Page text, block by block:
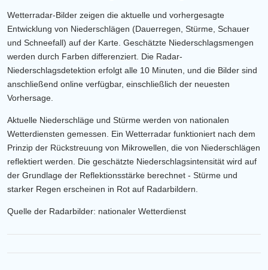
Wetterradar-Bilder zeigen die aktuelle und vorhergesagte
Entwicklung von Niederschlägen (Dauerregen, Stürme, Schauer
und Schneefall) auf der Karte. Geschätzte Niederschlagsmengen
werden durch Farben differenziert. Die Radar-
Niederschlagsdetektion erfolgt alle 10 Minuten, und die Bilder sind
anschließend online verfügbar, einschließlich der neuesten
Vorhersage.
Aktuelle Niederschläge und Stürme werden von nationalen
Wetterdiensten gemessen. Ein Wetterradar funktioniert nach dem
Prinzip der Rückstreuung von Mikrowellen, die von Niederschlägen
reflektiert werden. Die geschätzte Niederschlagsintensität wird auf
der Grundlage der Reflektionsstärke berechnet - Stürme und
starker Regen erscheinen in Rot auf Radarbildern.
Quelle der Radarbilder: nationaler Wetterdienst